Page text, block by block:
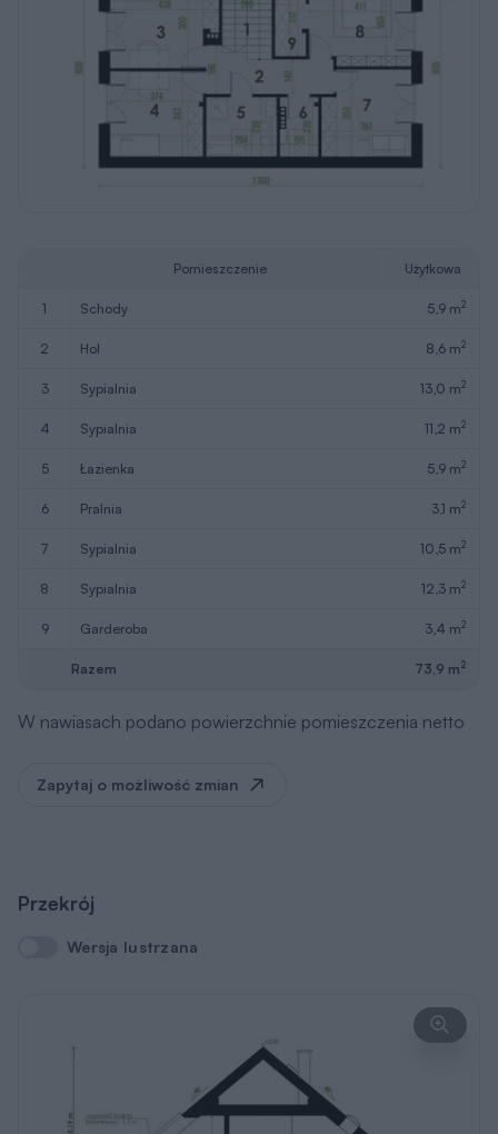
Pomieszczenie Użytkowa
1 schody 5,9 m2
2 hol 8,6 m2
3 sypialnia 13,0 m2
4 sypialnia 11,2 m2
5 łazienka 5,9 m2
6 pralnia 3,1 m2
7 sypialnia 10,5 m2
8 sypialnia 12,3 m2
9 garderoba 3,4 m2
Razem 73,9 m2
W nawiasach podano powierzchnie pomieszczenia netto
Zapytaj o możliwość zmian
Przekrój
Wersja lustrzana
Wersja lustrzana